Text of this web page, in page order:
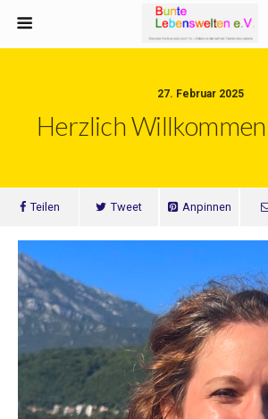
27. Februar 2025
Herzlich
Teilen Tweet Anpinnen